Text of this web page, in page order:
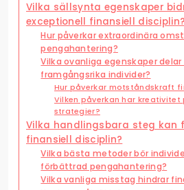
Vilka sällsynta egenskaper
exceptionell finansiell disciplin?
Hur påverkar extraordinära
pengahantering?
Vilka ovanliga egenskaper
framgångsrika individer?
Hur påverkar motståndskraft
Vilken påverkan har
strategier?
Vilka handlingsbara steg kan
finansiell disciplin?
Vilka bästa metoder bör
förbättrad pengahantering?
Vilka vanliga misstag hindrar